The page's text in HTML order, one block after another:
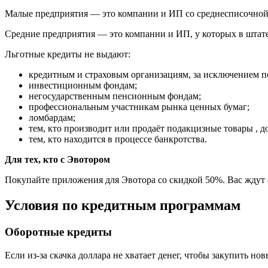
Малые предприятия — это компании и ИП со
Средние предприятия — это компании и ИП, у которых в
Льготные кредиты не выдают:
кредитным и страховым организациям, за исключением
инвестиционным фондам;
негосударственным пенсионным фондам;
профессиональным участникам рынка ценных бумаг;
ломбардам;
тем, кто производит или продаёт подакцизные товары ,
тем, кто находится в процессе банкротства.
Для тех, кто с Эвотором
Покупайте приложения для Эвотора со скидкой 50%. Вас
Условия по кредитным программам
Оборотные кредиты
Если из-за скачка доллара не хватает денег, чтобы закупить